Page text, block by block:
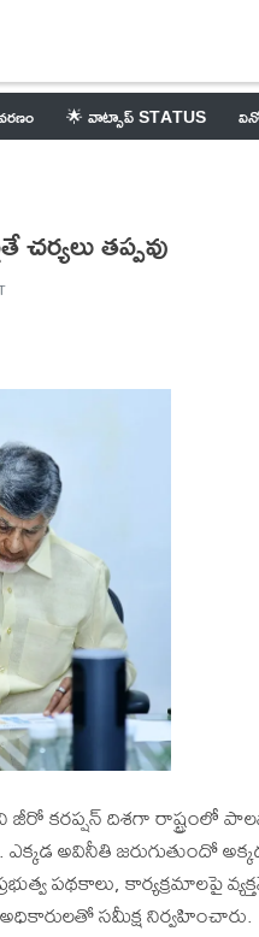
🌟 వాట్సాప్ STATUS
తప్పవు
కరప్షన్ దిశగా రాష్ట్రంలో
అవినీతి జరుగుతుందో
పథకాలు, కార్యక్రమాలపై
సమీక్ష నిర్వహించారు.